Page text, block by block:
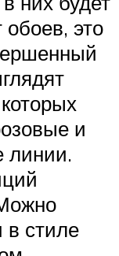
обоев, это
и
линии.
в стиле